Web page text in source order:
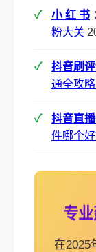
小 红 书
粉大关
抖音刷
通全攻略
抖音直
件哪个
专
在2025